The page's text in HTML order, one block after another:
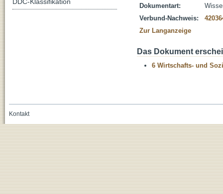
Dokumentart:
Verbund-Nachweis:
Zur Langanzeige
Das Dokument
6 Wirtschafts- und
DDC-Klassifikation
Kontakt